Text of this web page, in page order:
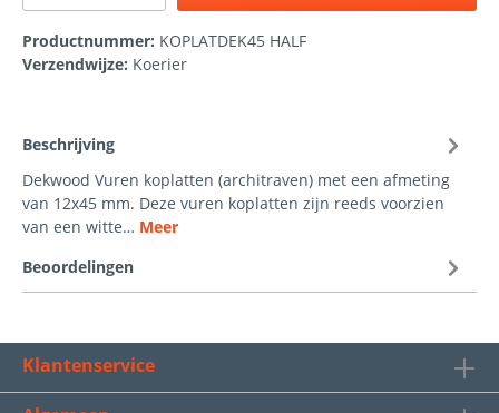
Productnummer: KOPLATDEK45 HALF
Verzendwijze: Koerier
Beschrijving
Dekwood Vuren koplatten (architraven) met een afmeting
van 12x45 mm. Deze vuren koplatten zijn reeds voorzien
van een witte… Meer
Beoordelingen
Klantenservice